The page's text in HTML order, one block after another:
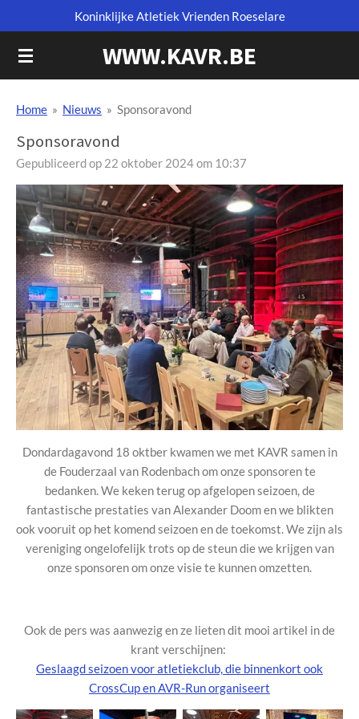
direct
naar
WWW.KAVR.BE
Koninklijke Atletiek Vrienden Roeselare
Home » Nieuws » Sponsoravond
Sponsoravond
Gepubliceerd op 22 oktober 2024 om 10:37
Dondardagavond 18 oktber kwamen we met KAVR samen in
de Fouderzaal van Rodenbach om onze sponsoren te
bedanken. We keken terug op afgelopen seizoen, de
fantastische prestaties van Alexander Doomen we blikten
ook vooruit op het komend seizoen en de toekomst. We zijn als
vereniging ongelofelijk trots op de steun die we krijgen van
onze sponsoren om onze visie te kunnen omzetten.
Ook de pers was aanwezig en ze lieten dit mooi artikel in de
krant verschijnen:
Geslaagd seizoen voor atletiekclub, die binnenkort ook
CrossCup en AVR-Run organiseert